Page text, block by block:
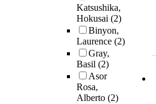
Katsushika,
Hokusai (2)
Binyon,
Laurence (2)
Gray,
Basil (2)
Asor
Rosa,
Alberto (2)